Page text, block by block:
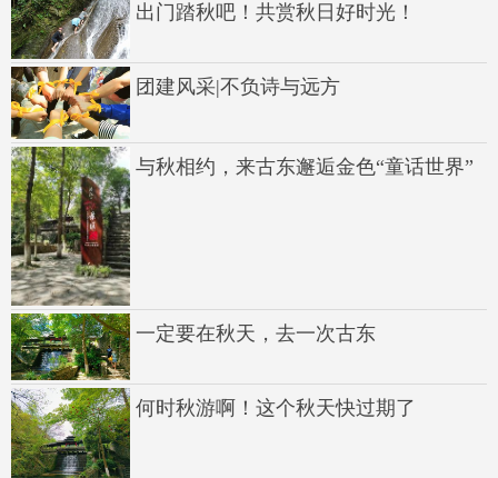
出门踏秋吧！共赏秋日好时光！
团建风采|不负诗与远方
与秋相约，来古东邂逅金色“童话世界”
一定要在秋天，去一次古东
何时秋游啊！这个秋天快过期了